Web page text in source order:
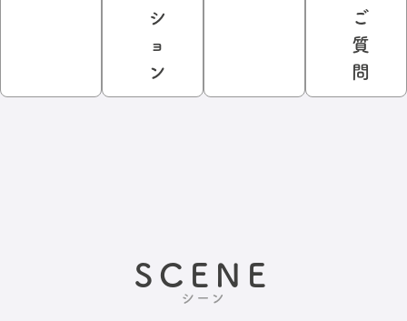
シ
ョ
ン
ご
質
問
SCENE
シーン